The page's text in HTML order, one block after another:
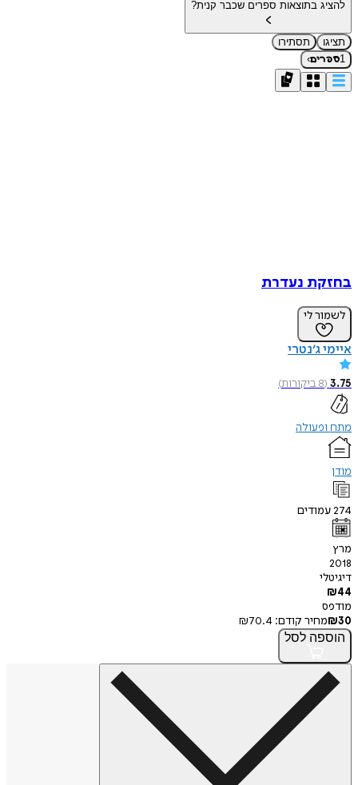
להציג בתוצאות ספרים שכבר קנית?
תציגו
תסתירו
1ספרים›
בחזקת נעדרת
לשמור לי
איימי ג׳נטרי
3.75
(
8ביקורות)
מתח ופעולה
מודן
274עמודים
מרץ
2018
דיגיטלי
₪44
מודפס
₪30 מחיר קודם: ₪70.4
הוספה לסל